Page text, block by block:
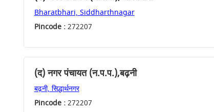
Bharatbhari, Siddharthnagar
Pincode :272207
(द) नगर पंचायत (न.प.प.),बढ़नी
बढ़नी, सिद्धार्थनगर
Pincode :272207